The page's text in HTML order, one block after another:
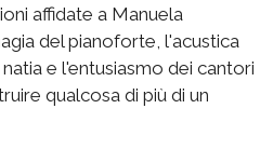
affidate a Manuela
del pianoforte, l'acustica
e l'entusiasmo dei cantori
qualcosa di più di un